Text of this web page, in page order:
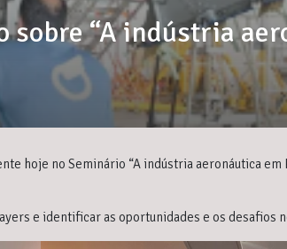
“A indústria
hoje no Seminário “A indústria aeronáutica
e identificar as oportunidades e os desafios